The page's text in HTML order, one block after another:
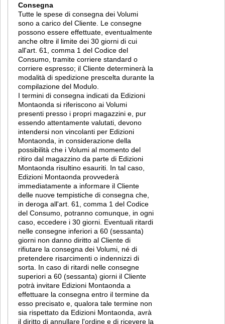
Consegna
Tutte le spese di consegna dei Volumi
sono a carico del Cliente. Le consegne
possono essere effettuate, eventualmente
anche oltre il limite dei 30 giorni di cui
all'art. 61, comma 1 del Codice del
Consumo, tramite corriere standard o
corriere espresso; il Cliente determinerà la
modalità di spedizione prescelta durante la
compilazione del Modulo.
I termini di consegna indicati da Edizioni
Montaonda si riferiscono ai Volumi
presenti presso i propri magazzini e, pur
essendo attentamente valutati, devono
intendersi non vincolanti per Edizioni
Montaonda, in considerazione della
possibilità che i Volumi al momento del
ritiro dal magazzino da parte di Edizioni
Montaonda risultino esauriti. In tal caso,
Edizioni Montaonda provvederà
immediatamente a informare il Cliente
delle nuove tempistiche di consegna che,
in deroga all'art. 61, comma 1 del Codice
del Consumo, potranno comunque, in ogni
caso, eccedere i 30 giorni. Eventuali ritardi
nelle consegne inferiori a 60 (sessanta)
giorni non danno diritto al Cliente di
rifiutare la consegna dei Volumi, né di
pretendere risarcimenti o indennizzi di
sorta. In caso di ritardi nelle consegne
superiori a 60 (sessanta) giorni il Cliente
potrà invitare Edizioni Montaonda a
effettuare la consegna entro il termine da
esso precisato e, qualora tale termine non
sia rispettato da Edizioni Montaonda, avrà
il diritto di annullare l'ordine e di ricevere la